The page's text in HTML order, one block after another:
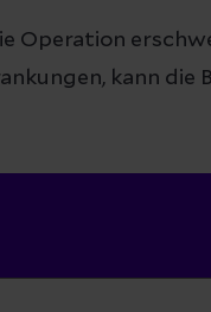
Operation
kann die